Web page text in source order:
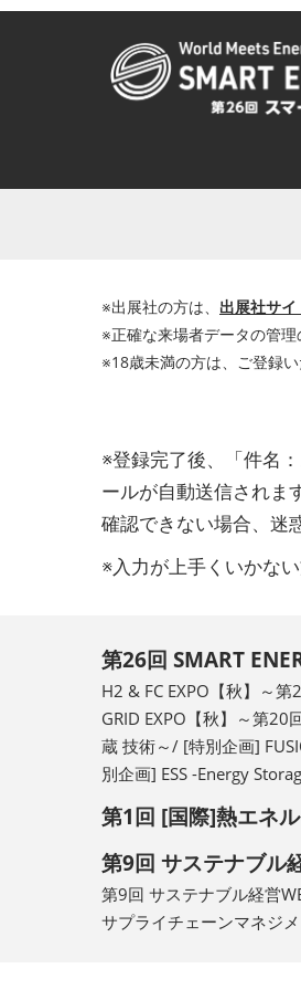
※出展社の方は、 出展社サイ
※正確な来場者データの管理
※18歳未満の方は、ご登録
※登録完了後、「件名
ールが自動送信されます
確認できない場合、迷
※入力が上手くいかない
第26回 SMART
H2 & FC EXPO【秋】～
GRID EXPO【秋】～第
蔵 技術～/ [特別企画]
別企画] ESS -Energy
第1回 [国際]熱エネ
第9回 サステナブル
第9回 サステナブル経営
サプライチェーンマネジ